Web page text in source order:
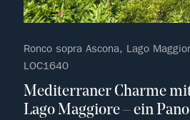
Ronco sopra Ascona, Lago
LOC1640
Mediterraner Charme
Lago Maggiore – ein